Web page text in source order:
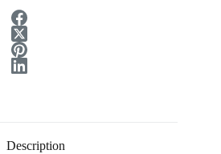
Description